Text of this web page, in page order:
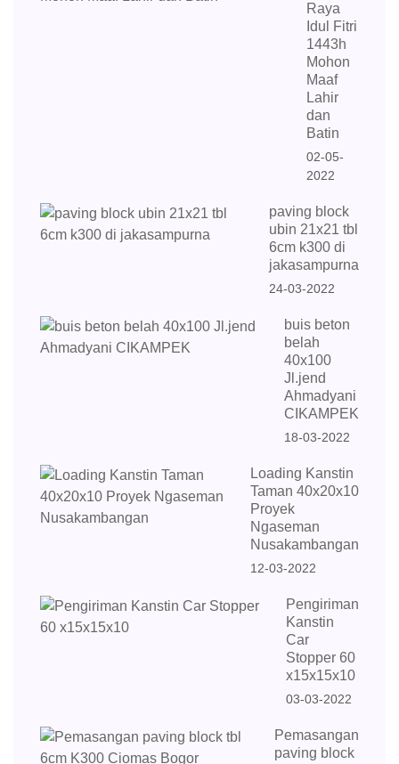
Raya
Idul Fitri
1443h
Mohon
Maaf
Lahir
dan
Batin
02-05-
2022
paving block
ubin 21x21 tbl
6cm k300 di
jakasampurna
24-03-2022
buis beton
belah
40x100
Jl.jend
Ahmadyani
CIKAMPEK
18-03-2022
Loading Kanstin
Taman 40x20x10
Proyek
Ngaseman
Nusakambangan
12-03-2022
Pengiriman
Kanstin
Car
Stopper 60
x15x15x10
03-03-2022
Pemasangan
paving block